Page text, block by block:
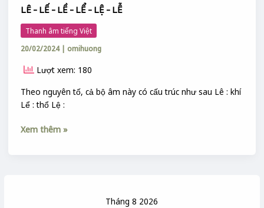
Tháng 8 2026
LÊ – LẾ – LỀ – LỂ – LỆ – LỄ
Thanh âm tiếng Việt
20/02/2024 | omihuong
Lượt xem: 180
Theo nguyên tố, cả bộ âm này có cấu trúc như sau Lê : khí
Lể : thổ Lệ :
Xem thêm »